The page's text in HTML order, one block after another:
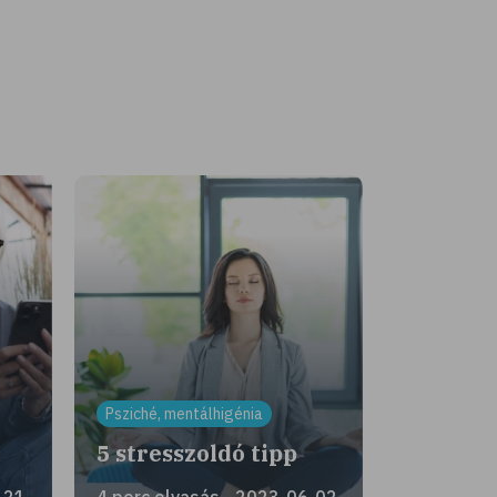
Psziché, mentálhigénia
5 stresszoldó tipp